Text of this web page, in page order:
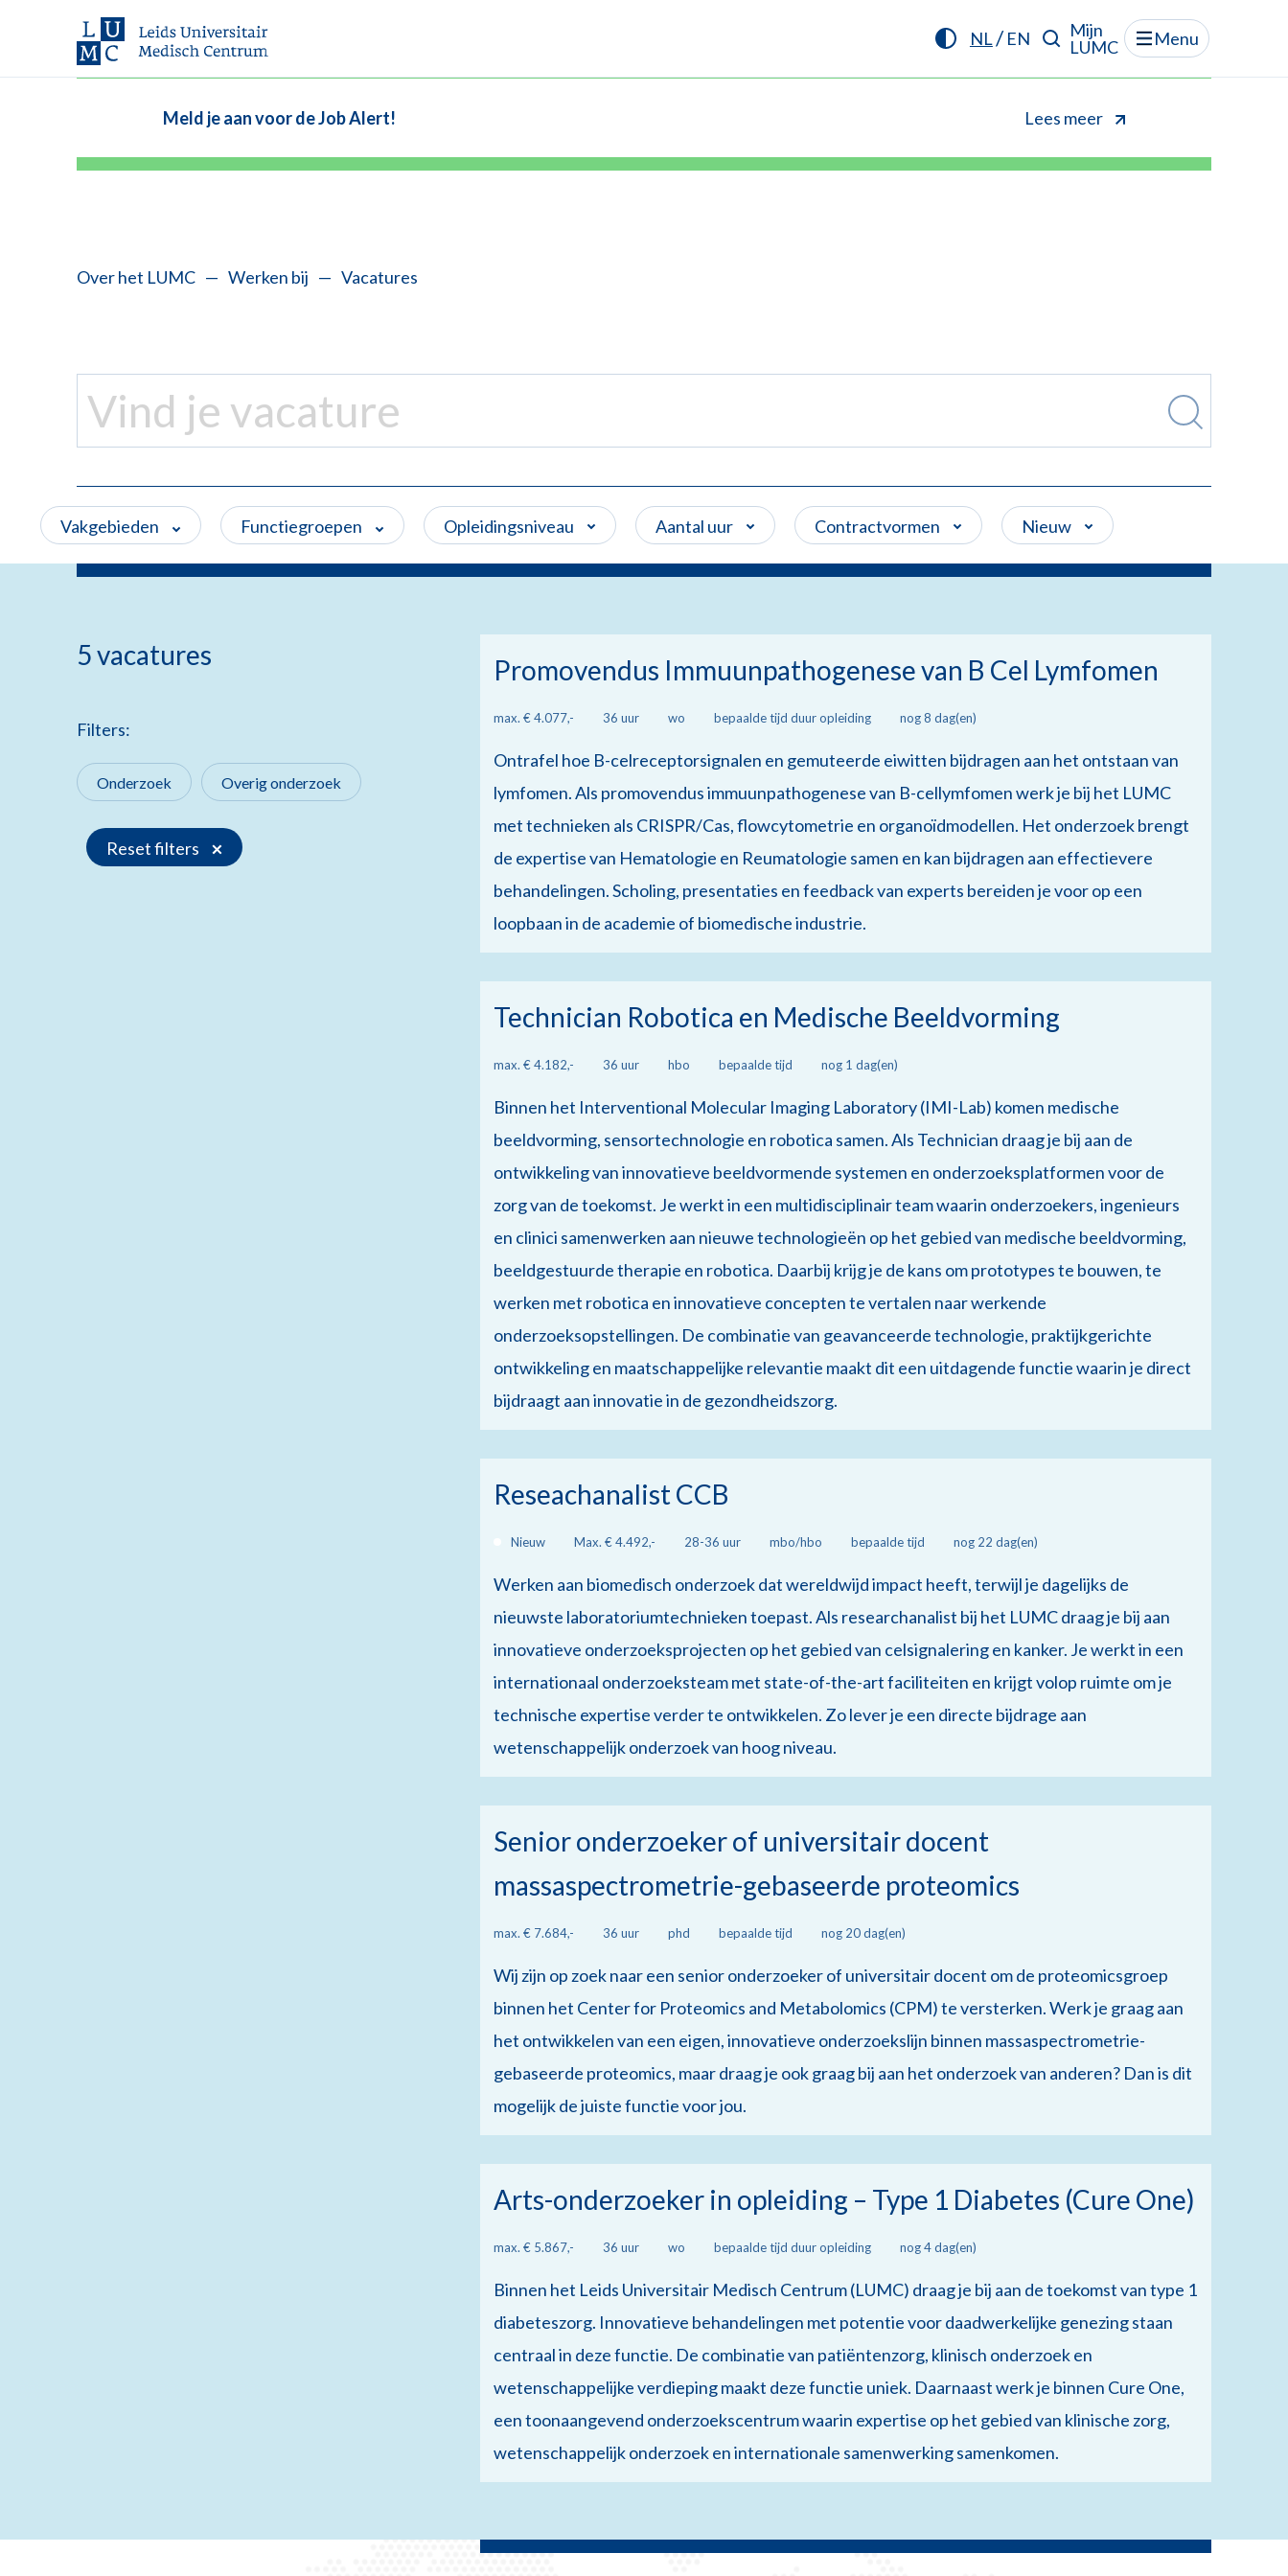
NL/ EN
Mijn
LUMC
Menu
Meld je aan voor de Job Alert! Lees meer
Over het LUMC — Werken bij — Vacatures
Vakgebieden Functiegroepen Opleidingsniveau Aantal uur Contractvormen Nieuw
5 vacatures
Filters:
Onderzoek Overig onderzoek
Reset filters
Promovendus Immuunpathogenese van B Cel Lymfomen
max. € 4.077,- 36 uur wo bepaalde tijd duur opleiding nog 8 dag(en)
Ontrafel hoe B-celreceptorsignalen en gemuteerde eiwitten bijdragen aan het ontstaan van
lymfomen. Als promovendus immuunpathogenese van B-cellymfomen werk je bij het LUMC
met technieken als CRISPR/Cas, flowcytometrie en organoïdmodellen. Het onderzoek brengt
de expertise van Hematologie en Reumatologie samen en kan bijdragen aan effectievere
behandelingen. Scholing, presentaties en feedback van experts bereiden je voor op een
loopbaan in de academie of biomedische industrie.
Technician Robotica en Medische Beeldvorming
max. € 4.182,- 36 uur hbo bepaalde tijd nog 1 dag(en)
Binnen het Interventional Molecular Imaging Laboratory (IMI-Lab) komen medische
beeldvorming, sensortechnologie en robotica samen. Als Technician draag je bij aan de
ontwikkeling van innovatieve beeldvormende systemen en onderzoeksplatformen voor de
zorg van de toekomst. Je werkt in een multidisciplinair team waarin onderzoekers, ingenieurs
en clinici samenwerken aan nieuwe technologieën op het gebied van medische beeldvorming,
beeldgestuurde therapie en robotica. Daarbij krijg je de kans om prototypes te bouwen, te
werken met robotica en innovatieve concepten te vertalen naar werkende
onderzoeksopstellingen. De combinatie van geavanceerde technologie, praktijkgerichte
ontwikkeling en maatschappelijke relevantie maakt dit een uitdagende functie waarin je direct
bijdraagt aan innovatie in de gezondheidszorg.
Reseachanalist CCB
Nieuw Max. € 4.492,- 28-36 uur mbo/hbo bepaalde tijd nog 22 dag(en)
Werken aan biomedisch onderzoek dat wereldwijd impact heeft, terwijl je dagelijks de
nieuwste laboratoriumtechnieken toepast. Als researchanalist bij het LUMC draag je bij aan
innovatieve onderzoeksprojecten op het gebied van celsignalering en kanker. Je werkt in een
internationaal onderzoeksteam met state-of-the-art faciliteiten en krijgt volop ruimte om je
technische expertise verder te ontwikkelen. Zo lever je een directe bijdrage aan
wetenschappelijk onderzoek van hoog niveau.
Senior onderzoeker of universitair docent
massaspectrometrie-gebaseerde proteomics
max. € 7.684,- 36 uur phd bepaalde tijd nog 20 dag(en)
Wij zijn op zoek naar een senior onderzoeker of universitair docent om de proteomicsgroep
binnen het Center for Proteomics and Metabolomics (CPM) te versterken. Werk je graag aan
het ontwikkelen van een eigen, innovatieve onderzoekslijn binnen massaspectrometrie-
gebaseerde proteomics, maar draag je ook graag bij aan het onderzoek van anderen? Dan is dit
mogelijk de juiste functie voor jou.
Arts-onderzoeker in opleiding – Type 1 Diabetes (Cure One)
max. € 5.867,- 36 uur wo bepaalde tijd duur opleiding nog 4 dag(en)
Binnen het Leids Universitair Medisch Centrum (LUMC) draag je bij aan de toekomst van type 1
diabeteszorg. Innovatieve behandelingen met potentie voor daadwerkelijke genezing staan
centraal in deze functie. De combinatie van patiëntenzorg, klinisch onderzoek en
wetenschappelijke verdieping maakt deze functie uniek. Daarnaast werk je binnen Cure One,
een toonaangevend onderzoekscentrum waarin expertise op het gebied van klinische zorg,
wetenschappelijk onderzoek en internationale samenwerking samenkomen.